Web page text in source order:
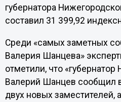
губернатора
составил 31 399,92
Среди «самых заметных
Валерия Шанцева»
отметили, что
Валерий Шанцев сообщил
двух новых заместителей,